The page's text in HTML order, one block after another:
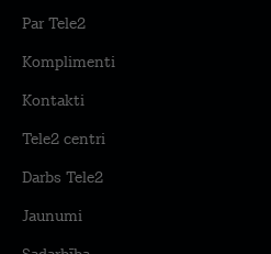
Par Tele2
Komplimenti
Kontakti
Tele2 centri
Darbs Tele2
Jaunumi